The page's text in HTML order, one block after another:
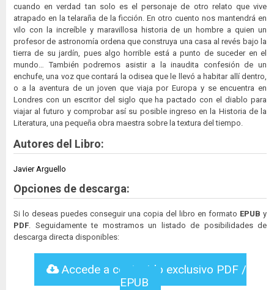
cuando en verdad tan solo es el personaje de otro relato que vive
atrapado en la telaraña de la ficción. En otro cuento nos mantendrá en
vilo con la increíble y maravillosa historia de un hombre a quien un
profesor de astronomía ordena que construya una casa al revés bajo la
tierra de su jardín, pues algo horrible está a punto de suceder en el
mundo… También podremos asistir a la inaudita confesión de un
enchufe, una voz que contará la odisea que le llevó a habitar allí dentro,
o a la aventura de un joven que viaja por Europa y se encuentra en
Londres con un escritor del siglo que ha pactado con el diablo para
viajar al futuro y comprobar así su posible ingreso en la Historia de la
Literatura, una pequeña obra maestra sobre la textura del tiempo.
Autores del Libro:
Javier Arguello
Opciones de descarga:
Si lo deseas puedes conseguir una copia del libro en formato EPUB y
PDF . Seguidamente te mostramos un listado de posibilidades de
descarga directa disponibles:
Accede a contenido exclusivo PDF /
EPUB